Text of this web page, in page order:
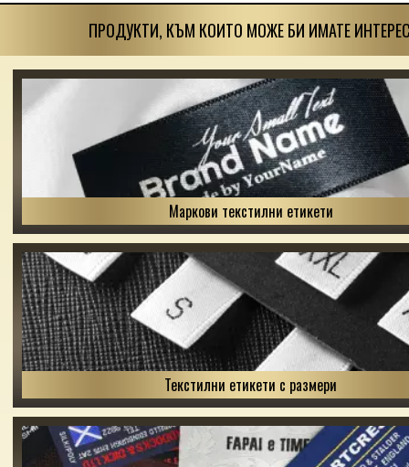
ПРОДУКТИ, КЪМ КОИТО МОЖЕ БИ ИМАТЕ
Маркови текстилни етикети
Текстилни етикети с размери